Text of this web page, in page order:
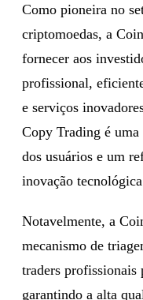
Como pioneira no
criptomoedas, a
fornecer aos
profissional,
e serviços
Copy Trading é uma
dos usuários e um
inovação
Notavelmente, a
mecanismo de
traders profissionais
garantindo a alta